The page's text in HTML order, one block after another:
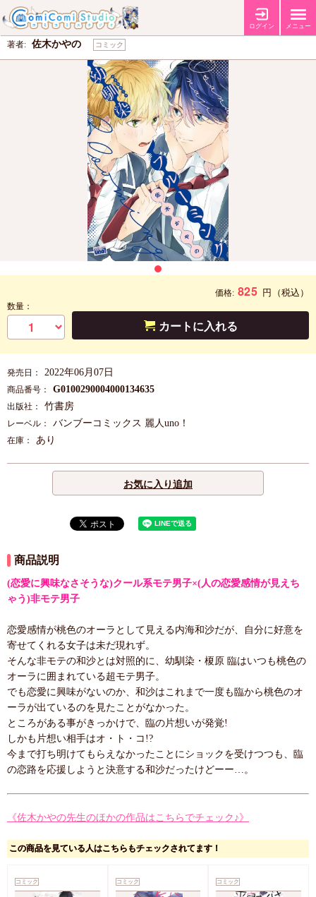
ログイン メニュー
幼馴染ブルーミング
著者: 佐木かやの コミック
価格: 825 円 （税込）
数量：
カートに入れる
発売日： 2022年06月07日
商品番号： G0100290004000134635
出版社： 竹書房
レーベル： バンブーコミックス 麗人uno！
在庫： あり
お気に入り追加
商品説明
(恋愛に興味なさそうな)クール系モテ男子×(人の恋愛感情が見えち
ゃう)非モテ男子
恋愛感情が桃色のオーラとして見える内海和沙だが、自分に好意を
寄せてくれる女子は未だ現れず。
そんな非モテの和沙とは対照的に、幼馴染・榎原 臨はいつも桃色の
オーラに囲まれている超モテ男子。
でも恋愛に興味がないのか、和沙はこれまで一度も臨から桃色のオ
ーラが出ているのを見たことがなかった。
ところがある事がきっかけで、臨の片想いが発覚!
しかも片想い相手はオ・ト・コ!?
今まで打ち明けてもらえなかったことにショックを受けつつも、臨
の恋路を応援しようと決意する和沙だったけどーー…。
《佐木かやの先生のほかの作品はこちらでチェック♪》
この商品を見ている人はこちらもチェックされてます！
コミック コミック コミック